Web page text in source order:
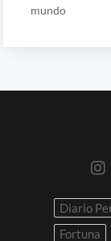
mundo
Diario
Fortuna